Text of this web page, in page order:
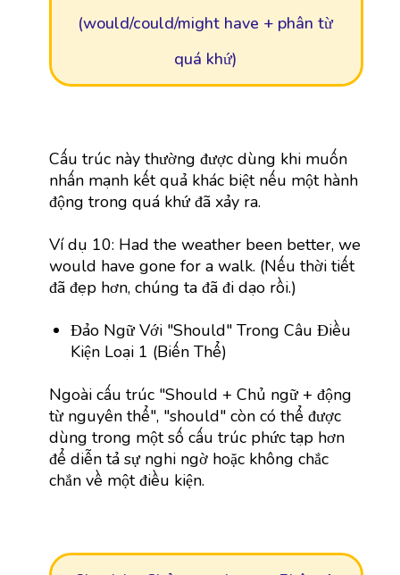
(would/could/might have + phân từ
quá khứ)
Cấu trúc này thường được dùng khi muốn
nhấn mạnh kết quả khác biệt nếu một hành
động trong quá khứ đã xảy ra.
Ví dụ 10: Had the weather been better, we
would have gone for a walk. (Nếu thời tiết
đã đẹp hơn, chúng ta đã đi dạo rồi.)
Đảo Ngữ Với "Should" Trong Câu Điều
Kiện Loại 1 (Biến Thể)
Ngoài cấu trúc "Should + Chủ ngữ + động
từ nguyên thể", "should" còn có thể được
dùng trong một số cấu trúc phức tạp hơn
để diễn tả sự nghi ngờ hoặc không chắc
chắn về một điều kiện.